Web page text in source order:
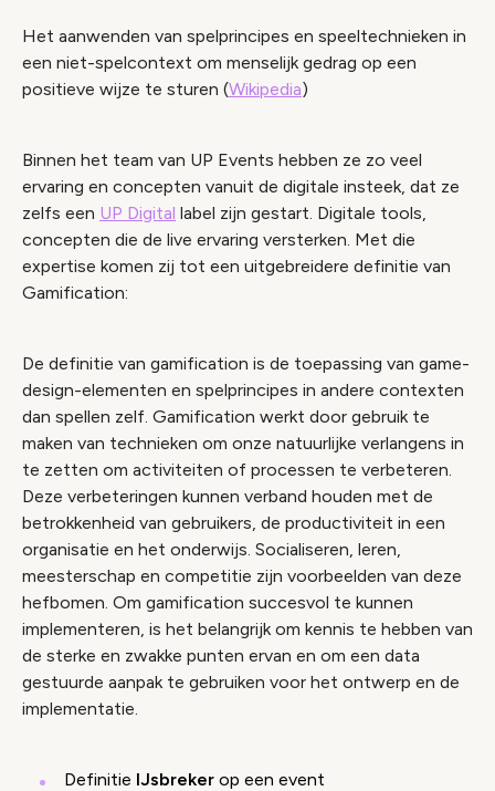
Het aanwenden van spelprincipes en speeltechnieken in
een niet-spelcontext om menselijk gedrag op een
positieve wijze te sturen (Wikipedia)
Binnen het team van UP Events hebben ze zo veel
ervaring en concepten vanuit de digitale insteek, dat ze
zelfs een UP Digital label zijn gestart. Digitale tools,
concepten die de live ervaring versterken. Met die
expertise komen zij tot een uitgebreidere definitie van
Gamification:
De definitie van gamification is de toepassing van game-
design-elementen en spelprincipes in andere contexten
dan spellen zelf. Gamification werkt door gebruik te
maken van technieken om onze natuurlijke verlangens in
te zetten om activiteiten of processen te verbeteren.
Deze verbeteringen kunnen verband houden met de
betrokkenheid van gebruikers, de productiviteit in een
organisatie en het onderwijs. Socialiseren, leren,
meesterschap en competitie zijn voorbeelden van deze
hefbomen. Om gamification succesvol te kunnen
implementeren, is het belangrijk om kennis te hebben van
de sterke en zwakke punten ervan en om een data
gestuurde aanpak te gebruiken voor het ontwerp en de
implementatie.
Definitie IJsbreker op een event